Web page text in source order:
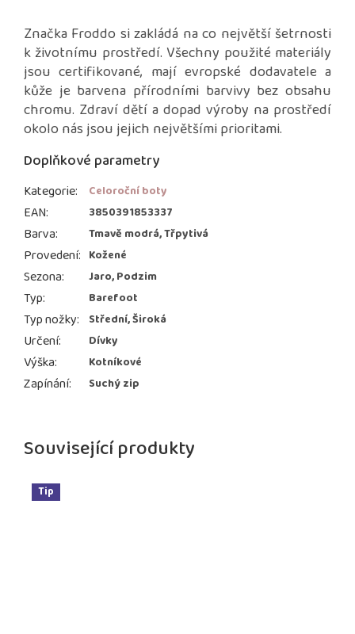
Související produkty
Tip
Značka Froddo si zakládá na co největší šetrnosti
k životnímu prostředí. Všechny použité materiály
jsou certifikované, mají evropské dodavatele a
kůže je barvena přírodními barvivy bez obsahu
chromu. Zdraví dětí a dopad výroby na prostředí
okolo nás jsou jejich největšími prioritami.
Doplňkové parametry
Kategorie: Celoroční boty
EAN: 3850391853337
Barva: Tmavě modrá, Třpytivá
Provedení: Kožené
Sezona: Jaro, Podzim
Typ: Barefoot
Typ nožky: Střední, Široká
Určení: Dívky
Výška: Kotníkové
Zapínání: Suchý zip